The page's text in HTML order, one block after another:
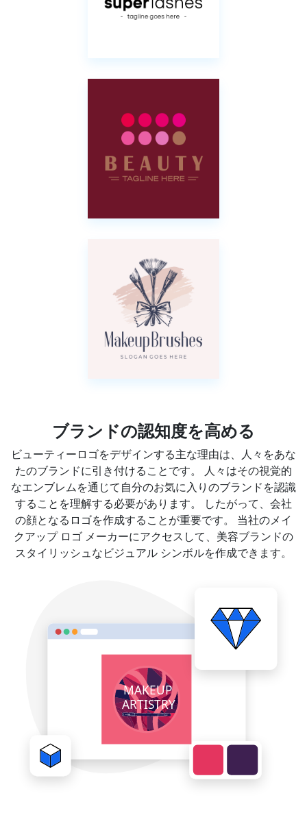
ブランドの認知度を高める
ビューティーロゴをデザインする主な理由は、人々をあな
たのブランドに引き付けることです。 人々はその視覚的
なエンブレムを通じて自分のお気に入りのブランドを認識
することを理解する必要があります。 したがって、会社
の顔となるロゴを作成することが重要です。 当社のメイ
クアップ ロゴ メーカーにアクセスして、美容ブランドの
スタイリッシュなビジュアル シンボルを作成できます。